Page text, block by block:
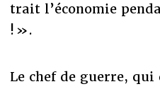
trait l’économie
! ».
Le chef de guerre,